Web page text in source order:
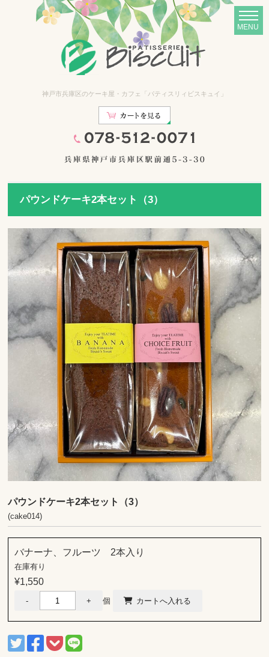
神戸市兵庫区のケーキ屋・カフェ「パティスリィビスキュイ」
パウンドケーキ2本セット（3）
パウンドケーキ2本セット（3）
(cake014)
バナーナ、フルーツ 2本入り
在庫有り
¥1,550
個